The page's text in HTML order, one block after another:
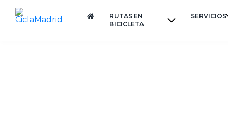
RUTAS EN
BICICLETA
SERVICIOS